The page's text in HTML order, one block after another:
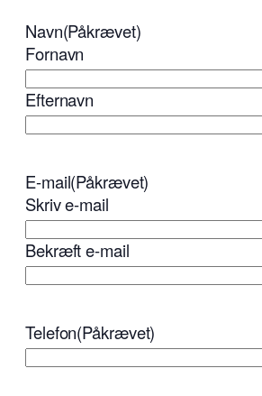
Navn(Påkrævet)
Fornavn
Efternavn
E-mail(Påkrævet)
Skriv e-mail
Bekræft e-mail
Telefon(Påkrævet)